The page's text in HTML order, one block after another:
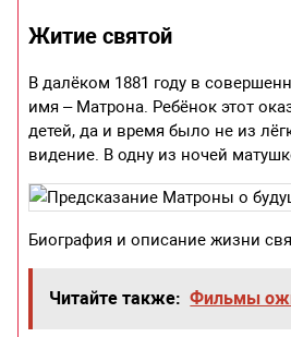
Житие святой
В далёком 1881 году в
имя – Матрона. Ребёнок этот
детей, да и время было не из
видение. В одну из ночей
Биография и описание жизни
Читайте также: Фильмы